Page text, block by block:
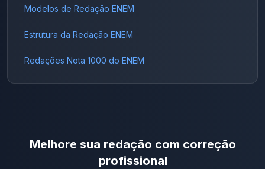
Modelos de Redação ENEM
Estrutura da Redação ENEM
Redações Nota 1000 do ENEM
Melhore sua redação com correção
profissional